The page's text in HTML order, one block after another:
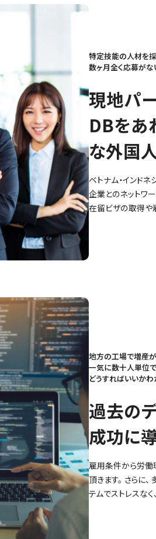
特定技能の人材を採
数ヶ月全く応募がな
現地パ
DBをあ
な外国
ベトナム・インド
企業とのネットワ
在留ビザの取得や
地方の工場で増産が
一気に数十人単位
どうすればいいか
過去の
成功に導
雇用条件から労働
頂きます。 さらに
テムでストレスな